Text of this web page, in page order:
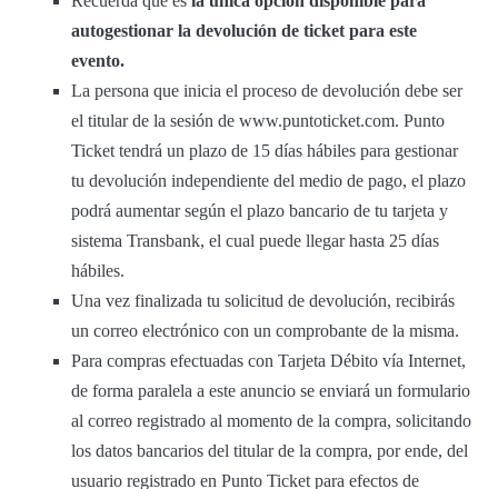
autogestionar la devolución de ticket para este
evento.
La persona que inicia el proceso de devolución debe ser
el titular de la sesión de www.puntoticket.com. Punto
Ticket tendrá un plazo de 15 días hábiles para gestionar
tu devolución independiente del medio de pago, el plazo
podrá aumentar según el plazo bancario de tu tarjeta y
sistema Transbank, el cual puede llegar hasta 25 días
hábiles.
Una vez finalizada tu solicitud de devolución, recibirás
un correo electrónico con un comprobante de la misma.
Para compras efectuadas con Tarjeta Débito vía Internet,
de forma paralela a este anuncio se enviará un formulario
al correo registrado al momento de la compra, solicitando
los datos bancarios del titular de la compra, por ende, del
usuario registrado en Punto Ticket para efectos de